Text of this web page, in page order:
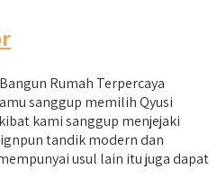
Rumah Terpercaya
sanggup memilih Qyusi
kami sanggup menjejaki
tandik modern dan
usul lain itu juga dapat